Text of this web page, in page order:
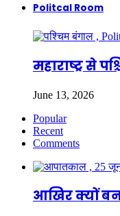
Politcal Room
महाराष्ट्र से
June 13, 2026
Popular
Recent
Comments
आखिर क्यों